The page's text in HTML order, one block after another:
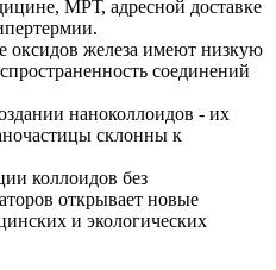
МРТ, адресной доставке
оксидов железа имеют низкую
соединений
наноколлоидов - их
склонны к
коллоидов без
открывает новые
и экологических